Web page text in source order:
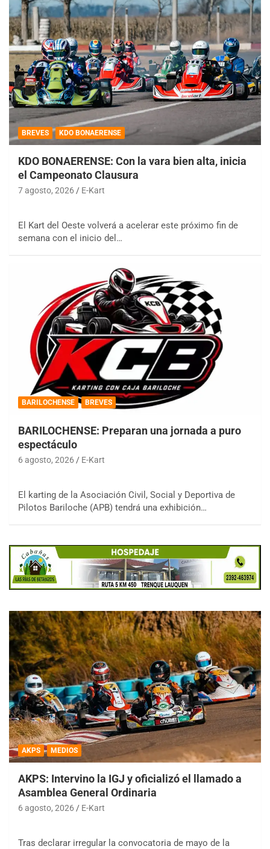
BREVES KDO BONAERENSE
KDO BONAERENSE: Con la vara bien alta, inicia
el Campeonato Clausura
7 agosto, 2026 E-Kart
El Kart del Oeste volverá a acelerar este próximo fin de
semana con el inicio del…
BARILOCHENSE BREVES
BARILOCHENSE: Preparan una jornada a puro
espectáculo
6 agosto, 2026 E-Kart
El karting de la Asociación Civil, Social y Deportiva de
Pilotos Bariloche (APB) tendrá una exhibición…
AKPS MEDIOS
AKPS: Intervino la IGJ y oficializó el llamado a
Asamblea General Ordinaria
6 agosto, 2026 E-Kart
Tras declarar irregular la convocatoria de mayo de la